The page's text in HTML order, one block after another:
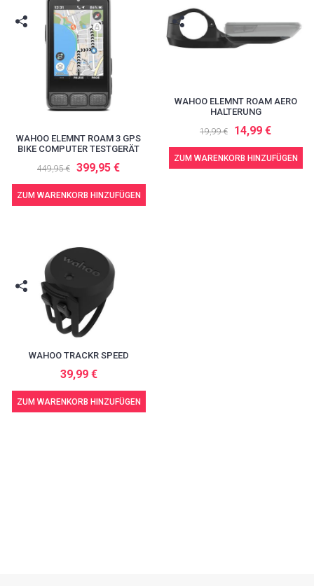
WAHOO ELEMNT ROAM 3 GPS
BIKE COMPUTER TESTGERÄT
449,95 € 399,95 €
ZUM WARENKORB HINZUFÜGEN
WAHOO ELEMNT ROAM AERO
HALTERUNG
19,99 € 14,99 €
ZUM WARENKORB HINZUFÜGEN
WAHOO TRACKR SPEED
39,99 €
ZUM WARENKORB HINZUFÜGEN